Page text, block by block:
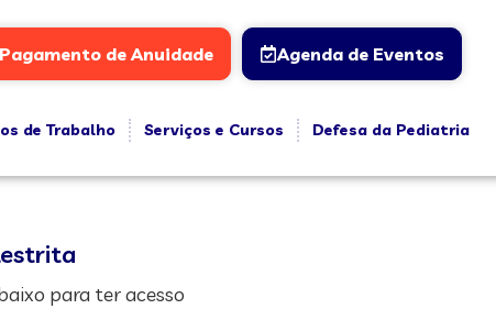
de Anuidade Agenda de Eventos
de Trabalho Serviços e Cursos
Defesa da Pediatria
para ter acesso